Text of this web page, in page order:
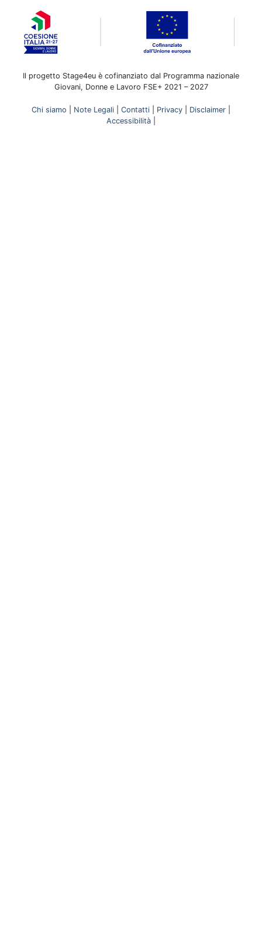
Il progetto Stage4eu è cofinanziato dal Programma nazionale
Giovani, Donne e Lavoro FSE+ 2021 – 2027
Chi siamo Note Legali Contatti Privacy Disclaimer
Accessibilità